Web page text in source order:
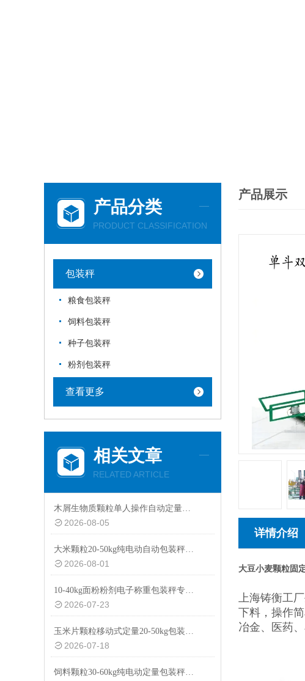
产品分类
PRODUCT CLASSIFICATION
包装秤
粮食包装秤
饲料包装秤
种子包装秤
粉剂包装秤
查看更多
相关文章
RELATED ARTICLE
木屑生物质颗粒单人操作自动定量包装秤厂家定制
2026-08-05
大米颗粒20-50kg纯电动自动包装秤设备
2026-08-01
10-40kg面粉粉剂电子称重包装秤专用设备
2026-07-23
玉米片颗粒移动式定量20-50kg包装秤设备
2026-07-18
饲料颗粒30-60kg纯电动定量包装秤厂家供应
产品展示
详情介绍
大豆小麦颗粒固
上海铸衡工
下料，操作
冶金、医药